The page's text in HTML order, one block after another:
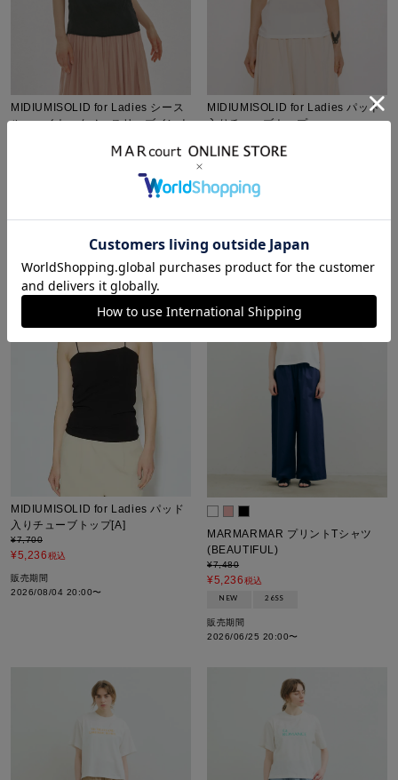
MIDIUMISOLID for Ladies シース
ルーハイネックノースリーブインナ
MIDIUMISOLID for Ladies パッド
入りチューブトップ
¥5,236税込
販売期間
MIDIUMISOLID for Ladies パッド
入りチューブトップ[A]
¥7,700
¥5,236税込
販売期間
2026/08/04 20:00〜
MARMARMAR プリントTシャツ
(BEAUTIFUL)
¥7,480
¥5,236税込
NEW 26SS
販売期間
2026/06/25 20:00〜